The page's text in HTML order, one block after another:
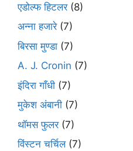
एडोल्फ हिटलर(8)
अन्ना हजारे(7)
बिरसा मुण्डा (7)
A. J. Cronin (7)
इंदिरा गाँधी (7)
मुकेश अंबानी (7)
थॉमस फुलर(7)
विंस्टन चर्चिल(7)